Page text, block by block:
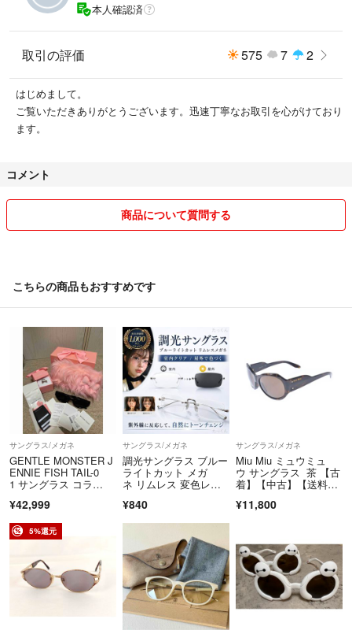
本人確認済
取引の評価 575 7 2
はじめまして。
ご覧いただきありがとうございます。迅速丁寧なお取引を心がけており
ます。
コメント
商品について質問する
こちらの商品もおすすめです
サングラス/メガネ
GENTLE MONSTER J
ENNIE FISH TAIL-0
1 サングラス コラ
¥42,999
サングラス/メガネ
調光サングラス ブルー
ライトカット メガ
ネ リムレス 変色レン
¥840
サングラス/メガネ
Miu Miu ミュウミュ
ウ サングラス 茶 【古
着】【中古】【送料無
¥11,800
5%還元